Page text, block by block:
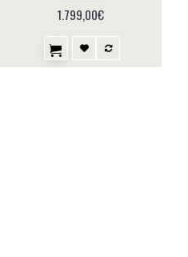
1.799,00€